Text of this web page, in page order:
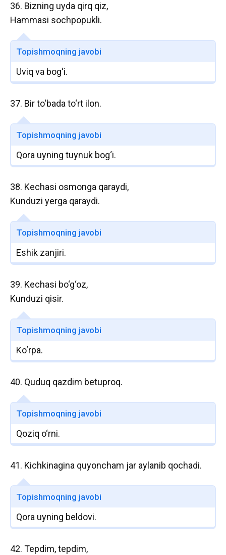
36. Bizning uyda qirq qiz,
Hammasi sochpopukli.
Topishmoqning javobi
Uviq va bog‘i.
37. Bir to‘bada to‘rt ilon.
Topishmoqning javobi
Qora uyning tuynuk bog‘i.
38. Kechasi osmonga qaraydi,
Kunduzi yerga qaraydi.
Topishmoqning javobi
Eshik zanjiri.
39. Kechasi bo‘g‘oz,
Kunduzi qisir.
Topishmoqning javobi
Ko‘rpa.
40. Quduq qazdim betuproq.
Topishmoqning javobi
Qoziq o‘rni.
41. Kichkinagina quyoncham jar aylanib qochadi.
Topishmoqning javobi
Qora uyning beldovi.
42. Tepdim, tepdim,